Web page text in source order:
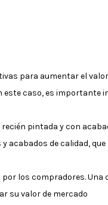
para aumentar el
este caso, es importante
pintada y con
acabados de calidad, que
los compradores. Una
su valor de mercado